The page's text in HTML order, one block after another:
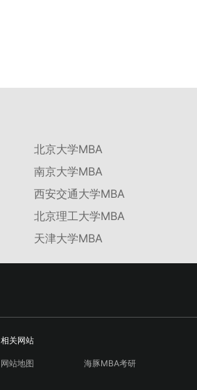
北京大学MBA
南京大学MBA
西安交通大学MBA
北京理工大学MBA
天津大学MBA
相关网站
网站地图 海豚MBA考研